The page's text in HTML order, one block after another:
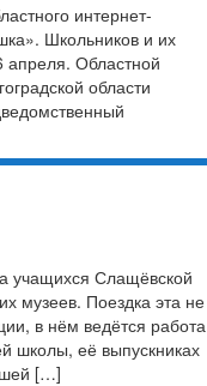
интернет-
Школьников и их
апреля. Областной
области
учащихся Слащёвской
музеев. Поездка эта не
в нём ведётся работа
школы, её выпускниках
[…]